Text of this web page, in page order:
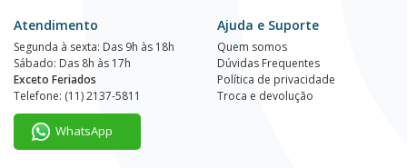
Atendimento
Segunda à sexta: Das 9h às 18h
Sábado: Das 8h às 17h
Exceto Feriados
Telefone: (11) 2137-5811
WhatsApp
Ajuda e Suporte
Quem somos
Dúvidas Frequentes
Política de privacidade
Troca e devolução